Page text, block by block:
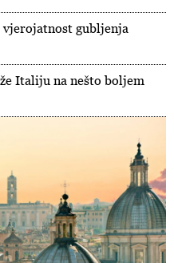
gubljenja
Italiju na nešto boljem